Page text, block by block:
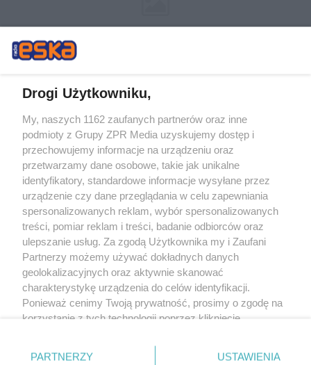
Żaden utwór zamieszczony w serwisie nie może być powielany i
rozpowszechniany lub dalej rozpowszechniany w jakikolwiek sposób (w
tym także elektroniczny lub mechaniczny) na jakimkolwiek polu
eksploatacji w jakiejkolwiek formie, włącznie z umieszczaniem w Internecie
bez pisemnej zgody właściciela praw. Jakiekolwiek użycie lub
wykorzystanie utworów w całości lub w części z naruszeniem prawa, tzn.
bez właściwej zgody, jest zabronione pod groźbą kary i może być ścigane
prawnie.
O nas
Drogi Użytkowniku,
My, naszych 1162 zaufanych partnerów oraz inne
podmioty z Grupy ZPR Media uzyskujemy dostęp i
przechowujemy informacje na urządzeniu oraz
przetwarzamy dane osobowe, takie jak unikalne
identyfikatory, standardowe informacje wysyłane przez
urządzenie czy dane przeglądania w celu zapewniania
spersonalizowanych reklam, wybór spersonalizowanych
treści, pomiar reklam i treści, badanie odbiorców oraz
ulepszanie usług. Za zgodą Użytkownika my i Zaufani
Partnerzy możemy używać dokładnych danych
geolokalizacyjnych oraz aktywnie skanować
charakterystykę urządzenia do celów identyfikacji.
Ponieważ cenimy Twoją prywatność, prosimy o zgodę na
korzystanie z tych technologii poprzez kliknięcie
zmienić/wycofać klikając przycisk ustawień prywatności
PARTNERZY USTAWIENIA